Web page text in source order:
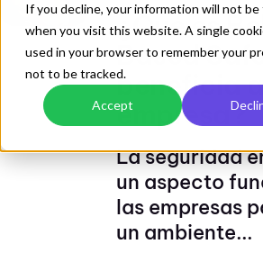
If you decline, your information will not be
when you visit this website. A single
used in your browser to remember your
not to be tracked.
Accept
¿Qué es
Based
beneficia
empresa?
La seguridad
un aspecto
las empresas
un ambiente...